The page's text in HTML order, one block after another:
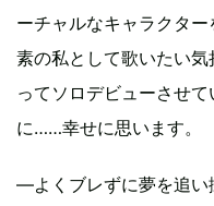
ーチャルなキャラクター
素の私として歌いたい
ってソロデビューさせ
に……幸せに思います。
―よくブレずに夢を追い